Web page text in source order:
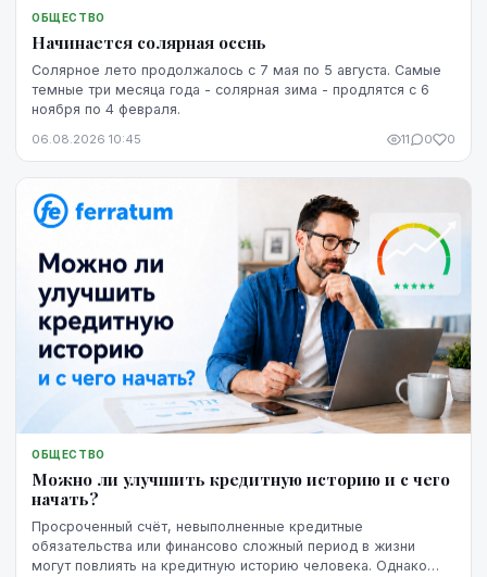
ОБЩЕСТВО
Начинается солярная осень
Солярное лето продолжалось с 7 мая по 5 августа. Самые
темные три месяца года - солярная зима - продлятся с 6
ноября по 4 февраля.
06.08.2026 10:45 11 0 0
ОБЩЕСТВО
Можно ли улучшить кредитную историю и с чего
начать?
Просроченный счёт, невыполненные кредитные
обязательства или финансово сложный период в жизни
могут повлиять на кредитную историю человека. Однако